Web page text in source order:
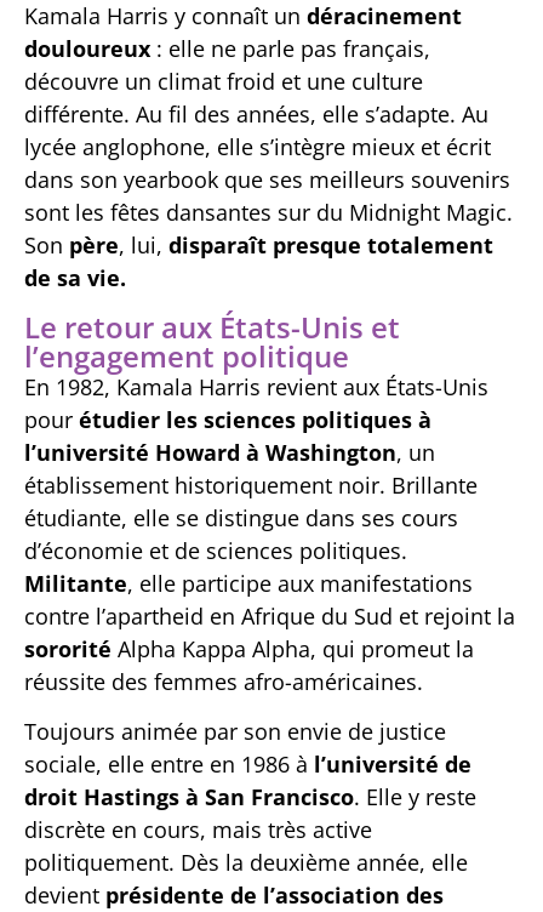
Kamala Harris y connaît un déracinement
douloureux : elle ne parle pas français,
découvre un climat froid et une culture
différente. Au fil des années, elle s’adapte. Au
lycée anglophone, elle s’intègre mieux et écrit
dans son yearbook que ses meilleurs souvenirs
sont les fêtes dansantes sur du Midnight Magic.
Son père, lui, disparaît presque totalement
de sa vie.
Le retour aux États-Unis et
l’engagement politique
En 1982, Kamala Harris revient aux États-Unis
pour étudier les sciences politiques à
l’université Howard à Washington, un
établissement historiquement noir. Brillante
étudiante, elle se distingue dans ses cours
d’économie et de sciences politiques.
Militante, elle participe aux manifestations
contre l’apartheid en Afrique du Sud et rejoint la
sororité Alpha Kappa Alpha, qui promeut la
réussite des femmes afro-américaines.
Toujours animée par son envie de justice
sociale, elle entre en 1986 à l’université de
droit Hastings à San Francisco. Elle y reste
discrète en cours, mais très active
politiquement. Dès la deuxième année, elle
devient présidente de l’association des